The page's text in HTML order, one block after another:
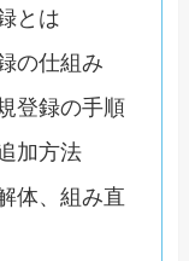
とは
の仕組み
登録の手順
加方法
体、組み直